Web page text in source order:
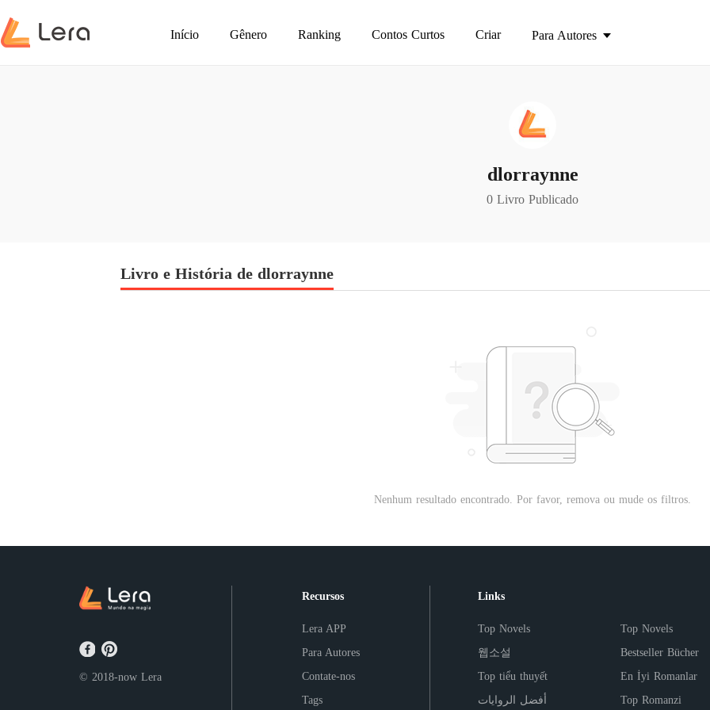
Início Gênero Ranking Contos Curtos Criar Para Autores
dlorraynne
0 Livro Publicado
Livro e História de dlorraynne
Nenhum resultado encontrado. Por favor, remova ou mude os filtros.
© 2018-now Lera
Recursos
Lera APP
Para Autores
Contate-nos
Tags
Links
Top Novels
Top Novels
웹소설
Bestseller Bücher
Top tiểu thuyết
En İyi Romanlar
أفضل الروايات
Top Romanzi